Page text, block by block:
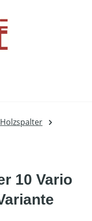
Holzspalter
10 Vario